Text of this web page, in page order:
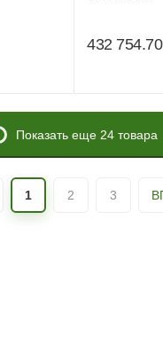
432 754.70
Показать еще 24 товара
1 2 3